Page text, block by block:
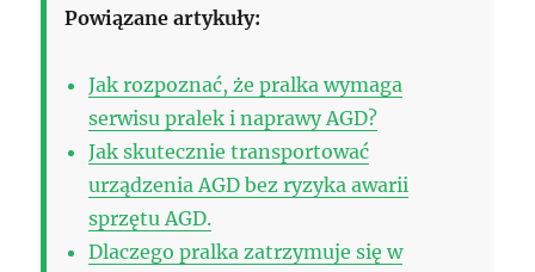
Powiązane artykuły:
Jak rozpoznać, że pralka wymaga
serwisu pralek i naprawy AGD?
Jak skutecznie transportować
urządzenia AGD bez ryzyka awarii
sprzętu AGD.
Dlaczego pralka zatrzymuje się w